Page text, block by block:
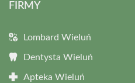
FIRMY
Lombard Wieluń
Dentysta Wieluń
Apteka Wieluń